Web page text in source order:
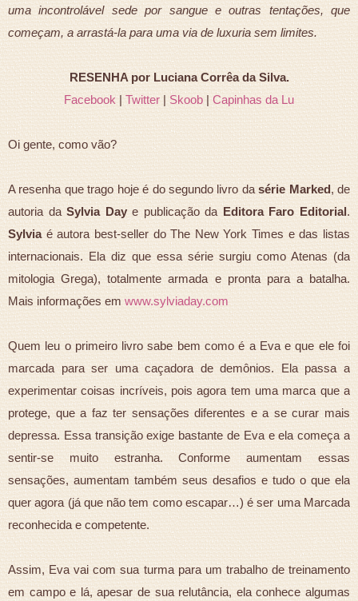
uma incontrolável sede por sangue e outras tentações, que
começam, a arrastá-la para uma via de luxuria sem limites.
RESENHA por Luciana Corrêa da Silva.
Facebook | Twitter| Skoob |Capinhas da Lu
Oi gente, como vão?
A resenha que trago hoje é do segundo livro dasérie Marked, de
autoria daSylvia Daye publicação da Editora Faro Editorial.
Sylviaé autora best-seller do The New York Times e das listas
internacionais. Ela diz que essa série surgiu como Atenas (da
mitologia Grega), totalmente armada e pronta para a batalha.
Mais informações emwww.sylviaday.com
Quem leu o primeiro livro sabe bem como é a Eva e que ele foi
marcada para ser uma caçadora de demônios. Ela passa a
experimentar coisas incríveis, pois agora tem uma marca que a
protege, que a faz ter sensações diferentes e a se curar mais
depressa. Essa transição exige bastante de Eva e ela começa a
sentir-se muito estranha. Conforme aumentam essas
sensações, aumentam também seus desafios e tudo o que ela
quer agora (já que não tem como escapar…) é ser uma Marcada
reconhecida e competente.
Assim, Eva vai com sua turma para um trabalho de treinamento
em campo e lá, apesar de sua relutância, ela conhece algumas